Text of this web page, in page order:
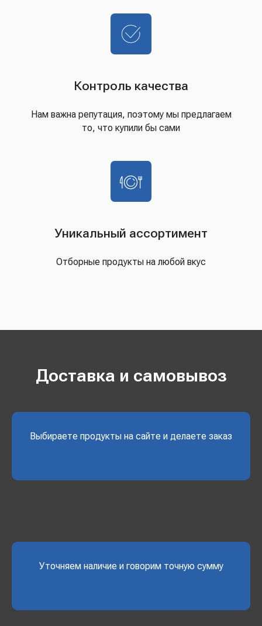
Контроль качества
Нам важна репутация, поэтому мы предлагаем
то, что купили бы сами
Уникальный ассортимент
Отборные продукты на любой вкус
Доставка и самовывоз
Выбираете продукты на сайте и делаете заказ
Уточняем наличие и говорим точную сумму